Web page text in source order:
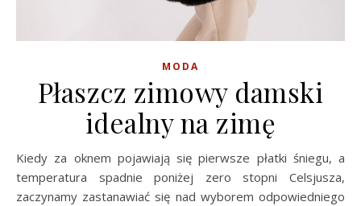
MODA
Płaszcz zimowy damski
idealny na zimę
Kiedy za oknem pojawiają się pierwsze płatki śniegu, a
temperatura spadnie poniżej zero stopni Celsjusza,
zaczynamy zastanawiać się nad wyborem odpowiedniego